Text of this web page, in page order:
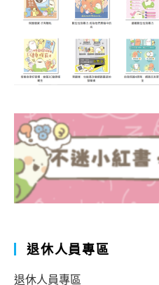
退休人員專區
退休人員專區